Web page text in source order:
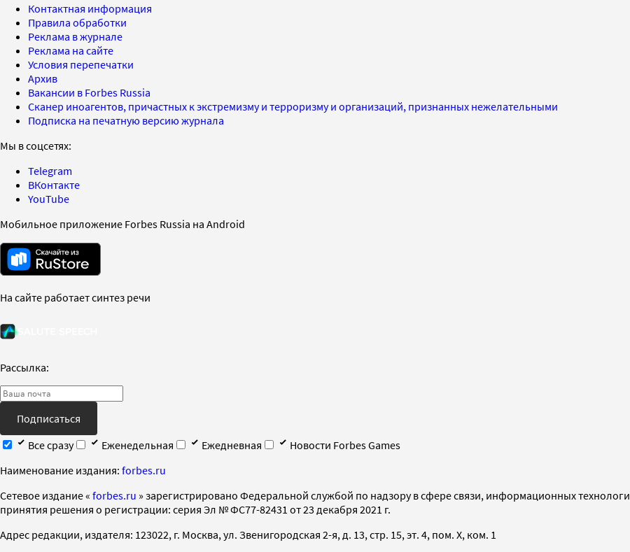
Контактная информация
Правила обработки
Реклама в журнале
Реклама на сайте
Условия перепечатки
Архив
Вакансии в Forbes Russia
Сканер иноагентов, причастных к экстремизму и терроризму и организаций, признанных нежелательными
Подписка на печатную версию журнала
Мы в соцсетях:
Telegram
ВКонтакте
YouTube
Мобильное приложение Forbes Russia на Android
На сайте работает синтез речи
Рассылка:
Подписаться
Все сразу
Еженедельная Ежедневная
Новости Forbes Games
Наименование издания: forbes.ru
Cетевое издание « forbes.ru » зарегистрировано Федеральной службой по надзору в сфере связи, информационных
принятия решения о регистрации: серия Эл № ФС77-82431 от 23 декабря 2021 г.
Адрес редакции, издателя: 123022, г. Москва, ул. Звенигородская 2-я, д. 13, стр. 15, эт. 4, пом. X, ком. 1